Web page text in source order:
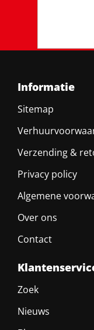
Informatie
Sitemap
Verzending &
Privacy policy
Algemene
Over ons
Contact
Zoek
Nieuws